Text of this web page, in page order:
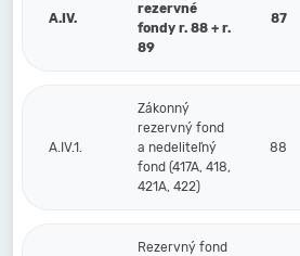
A.IV.
rezervné
fondy r. 88 + r.
89
87
A.IV.1.
Zákonný
rezervný fond
a nedeliteľný
fond (417A, 418,
421A, 422)
88
Rezervný fond